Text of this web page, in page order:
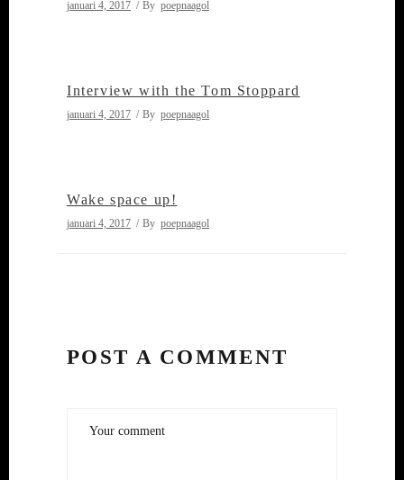
januari 4, 2017 By poepnaagol
Interview with the Tom Stoppard
januari 4, 2017 By poepnaagol
Wake space up!
januari 4, 2017 By poepnaagol
POST A COMMENT